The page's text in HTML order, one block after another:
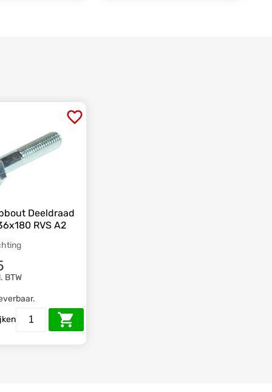
Deeldraad
RVS A2
BTW